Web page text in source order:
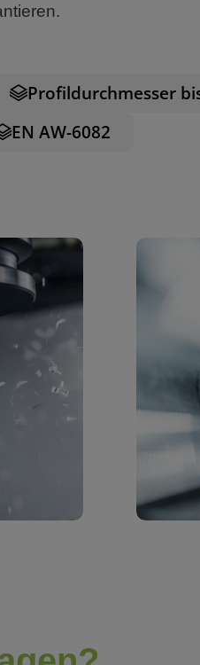
Profildurchmesser
EN AW-6082